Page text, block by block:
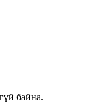
байна.